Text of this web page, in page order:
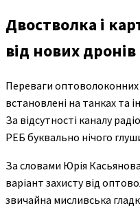
Двостволка і
від нових
Переваги
встановлені на танках та
За відсутності каналу
РЕБ буквально нічого
За словами Юрія
варіант захисту від
звичайна мисливська